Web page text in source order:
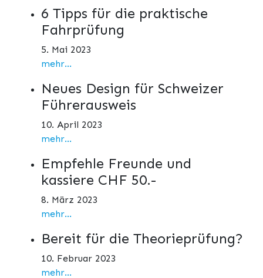
6 Tipps für die praktische
Fahrprüfung
5. Mai 2023
mehr...
Neues Design für Schweizer
Führerausweis
10. April 2023
mehr...
Empfehle Freunde und
kassiere CHF 50.-
8. März 2023
mehr...
Bereit für die Theorieprüfung?
10. Februar 2023
mehr...